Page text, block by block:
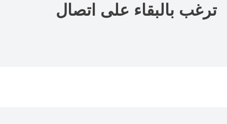
ترغب بالبقاء على اتصال